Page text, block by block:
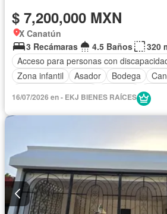
$ 7,200,000 MXN
X Canatún
3 Recámaras
4.5 Baños
320
Acceso para personas con
Zona infantil
Asador Bodega
Cisterna
Cuarto de Limpieza
Seguridad
Terraza Zonas verdes
16/07/2026 en - EKJ BIENES RAÍCES